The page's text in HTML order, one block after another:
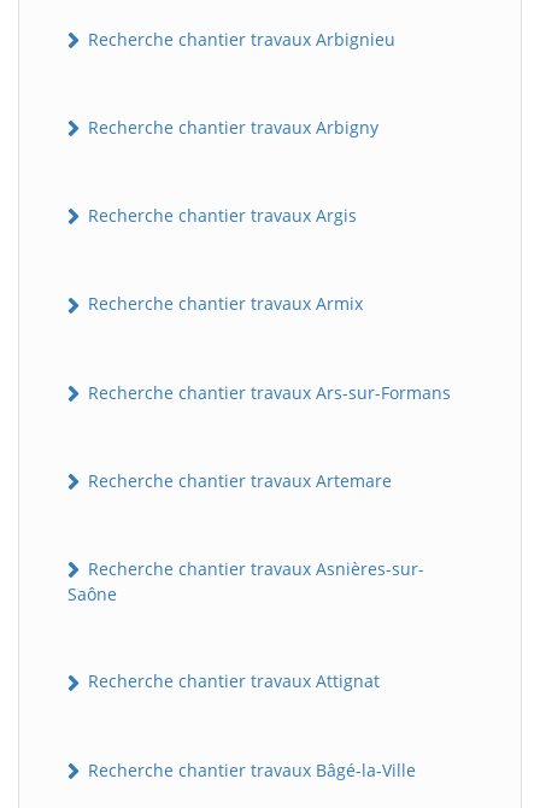
Recherche chantier travaux Arbignieu
Recherche chantier travaux Arbigny
Recherche chantier travaux Argis
Recherche chantier travaux Armix
Recherche chantier travaux Ars-sur-Formans
Recherche chantier travaux Artemare
Recherche chantier travaux Asnières-sur-
Saône
Recherche chantier travaux Attignat
Recherche chantier travaux Bâgé-la-Ville